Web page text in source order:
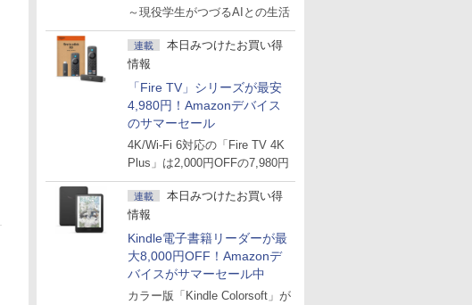
に出会った話
～現役学生がつづるAIとの生活
連載
本日みつけたお買い得
情報
「Fire TV」シリーズが最安
4,980円！Amazonデバイス
のサマーセール
4K/Wi-Fi 6対応の「Fire TV 4K
Plus」は2,000円OFFの7,980円
連載
本日みつけたお買い得
情報
Kindle電子書籍リーダーが最
大8,000円OFF！Amazonデ
バイスがサマーセール中
カラー版「Kindle Colorsoft」が